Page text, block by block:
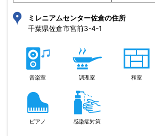
ミレニアムセンター佐倉の住所
千葉県佐倉市宮前3-4-1
音楽室 調理室 和室
ピアノ 感染症対策